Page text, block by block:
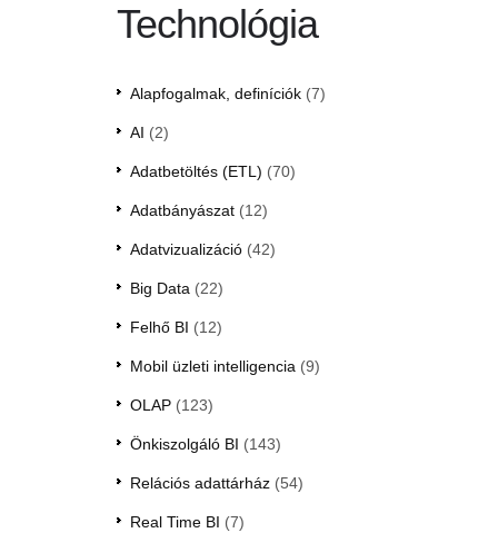
Technológia
Alapfogalmak, definíciók(7)
AI (2)
Adatbetöltés (ETL) (70)
Adatbányászat(12)
Adatvizualizáció(42)
Big Data (22)
Felhő BI (12)
Mobil üzleti intelligencia (9)
OLAP(123)
Önkiszolgáló BI (143)
Relációs adattárház(54)
Real Time BI (7)